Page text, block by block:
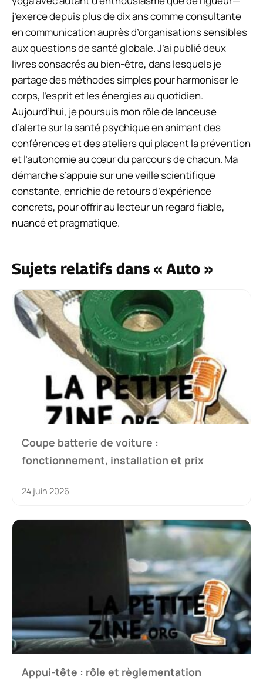
j’exerce depuis plus de dix ans comme consultante
en communication auprès d’organisations sensibles
aux questions de santé globale. J’ai publié deux
livres consacrés au bien-être, dans lesquels je
partage des méthodes simples pour harmoniser le
corps, l’esprit et les énergies au quotidien.
Aujourd’hui, je poursuis mon rôle de lanceuse
d’alerte sur la santé psychique en animant des
conférences et des ateliers qui placent la prévention
et l’autonomie au cœur du parcours de chacun. Ma
démarche s’appuie sur une veille scientifique
constante, enrichie de retours d’expérience
concrets, pour offrir au lecteur un regard fiable,
nuancé et pragmatique.
Sujets relatifs dans « Auto »
Coupe batterie de voiture :
fonctionnement, installation et prix
24 juin 2026
Appui-tête : rôle et règlementation